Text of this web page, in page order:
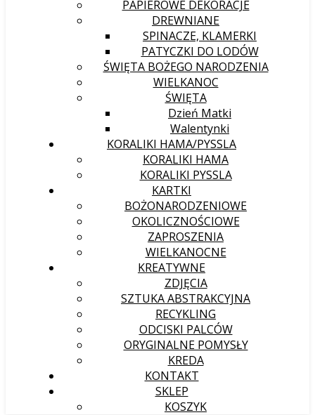
PAPIEROWE DEKORACJE
DREWNIANE
SPINACZE, KLAMERKI
PATYCZKI DO LODÓW
ŚWIĘTA BOŻEGO NARODZENIA
WIELKANOC
ŚWIĘTA
Dzień Matki
Walentynki
KORALIKI HAMA/PYSSLA
KORALIKI HAMA
KORALIKI PYSSLA
KARTKI
BOŻONARODZENIOWE
OKOLICZNOŚCIOWE
ZAPROSZENIA
WIELKANOCNE
KREATYWNE
ZDJĘCIA
SZTUKA ABSTRAKCYJNA
RECYKLING
ODCISKI PALCÓW
ORYGINALNE POMYSŁY
KREDA
KONTAKT
SKLEP
KOSZYK